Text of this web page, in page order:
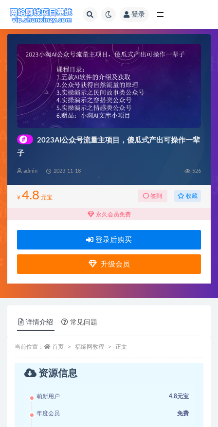
登录
#
2023AI公众号流量主项目，傻瓜式产出可操作一辈
子
admin 2023-11-18 526
¥ 4.8 元宝 签到 收藏
永久会员免费
登录后购买
升级会员
详情介绍 常见问题
当前位置： 首页 福缘网教程 正文
资源信息
萌新用户 4.8元宝
年度会员 免费